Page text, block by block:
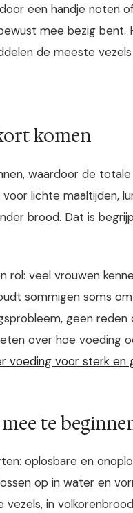
een handje noten
mee bezig bent.
de meeste
komen
waardoor de
lichte maaltijden,
brood. Dat is
rol: veel vrouwen
sommigen soms
geen
over hoe
voeding voor sterk en
te
oplosbare en
op in water en
in